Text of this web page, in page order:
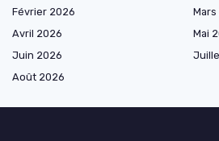
Février 2026
Avril 2026
Mai
Juin 2026
Août 2026